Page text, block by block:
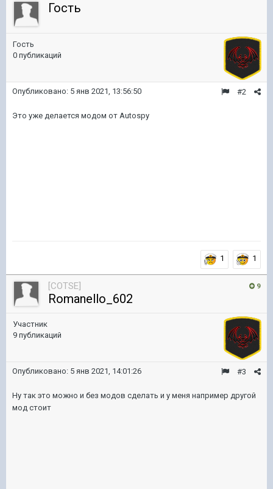
Гость
Гость
0 публикаций
#2
Опубликовано: 5 янв 2021, 13:56:50
Это уже делается модом от Autospy
1 1
9
[COTSE]
Romanello_602
Участник
9 публикаций
#3
Опубликовано: 5 янв 2021, 14:01:26
Ну так это можно и без модов сделать и у меня например другой
мод стоит